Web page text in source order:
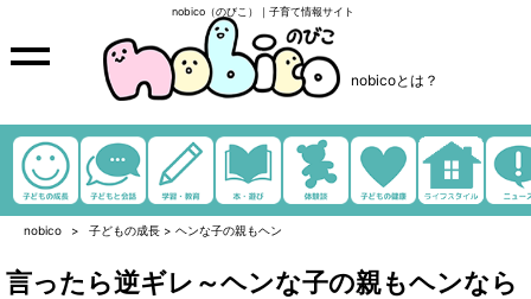
nobico（のびこ）｜子育て情報サイト
nobicoとは？
nobico 子どもの成長 > ヘンな子の親もヘン
言ったら逆ギレ～ヘンな子の親もヘンなら